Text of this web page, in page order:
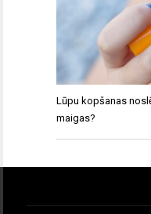
Lūpu kopšanas
maigas?